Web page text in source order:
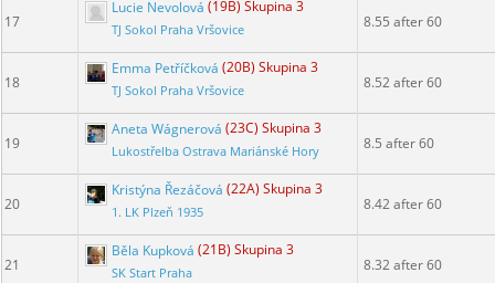
17
Lucie Nevolová (19B) Skupina 3
TJ Sokol Praha Vršovice 8.55 after 60
18
Emma Petříčková (20B) Skupina 3
TJ Sokol Praha Vršovice 8.52 after 60
19
Aneta Wágnerová (23C) Skupina 3
Lukostřelba Ostrava Mariánské Hory 8.5 after 60
20
Kristýna Řezáčová (22A) Skupina 3
1. LK Plzeň 1935 8.42 after 60
21
Běla Kupková (21B) Skupina 3
SK Start Praha 8.32 after 60